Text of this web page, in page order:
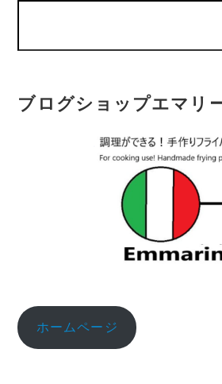
ブログショップエマリ
ホームページ